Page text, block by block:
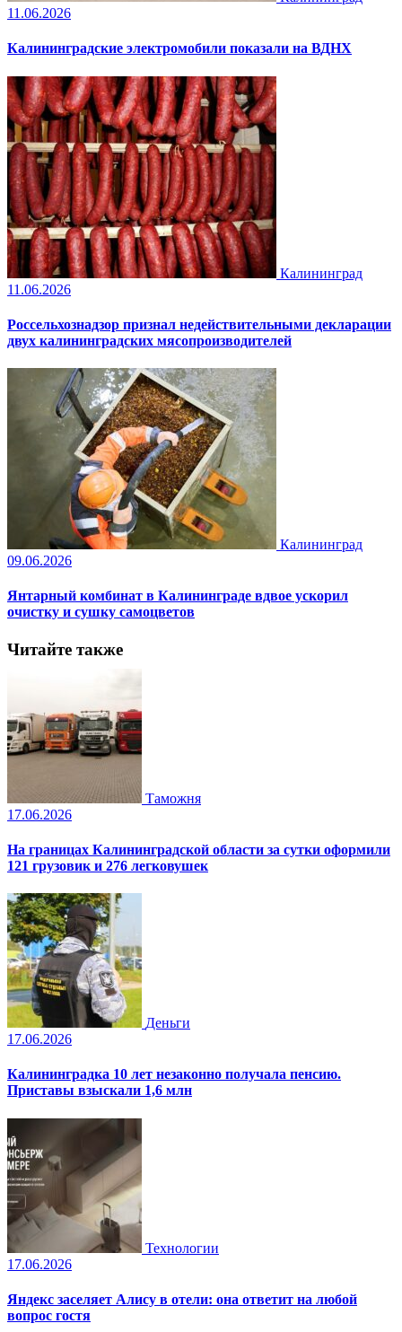
11.06.2026
Калининградские электромобили показали на ВДНХ
Калининград
11.06.2026
Россельхознадзор признал недействительными декларации
двух калининградских мясопроизводителей
Калининград
09.06.2026
Янтарный комбинат в Калининграде вдвое ускорил
очистку и сушку самоцветов
Читайте также
Таможня
17.06.2026
На границах Калининградской области за сутки оформили
121 грузовик и 276 легковушек
Деньги
17.06.2026
Калининградка 10 лет незаконно получала пенсию.
Приставы взыскали 1,6 млн
Технологии
17.06.2026
Яндекс заселяет Алису в отели: она ответит на любой
вопрос гостя